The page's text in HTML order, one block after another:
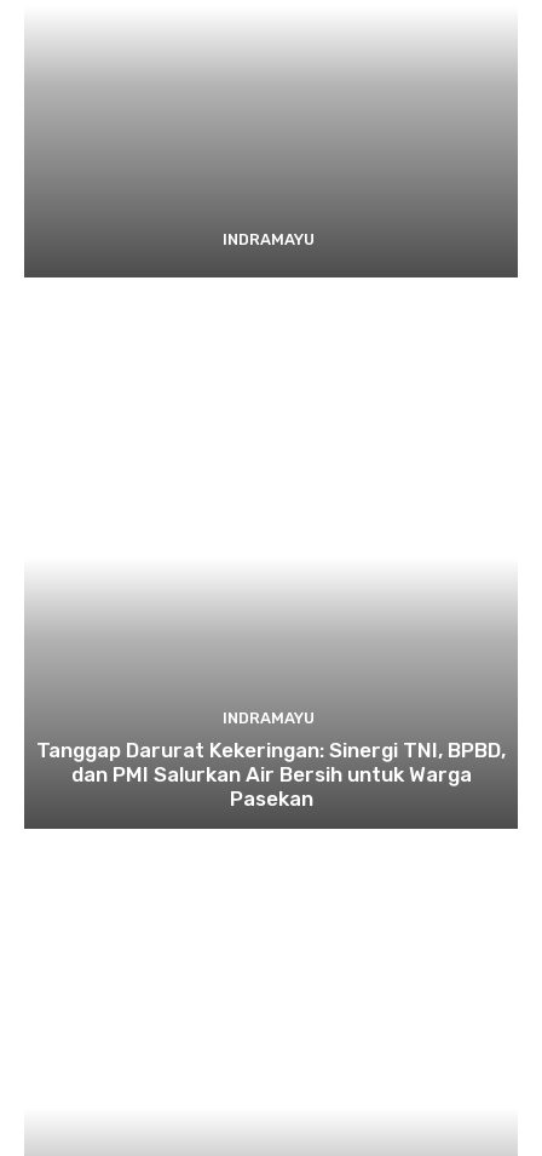
INDRAMAYU
INDRAMAYU
​Tanggap Darurat Kekeringan: Sinergi TNI, BPBD,
dan PMI Salurkan Air Bersih untuk Warga
Pasekan